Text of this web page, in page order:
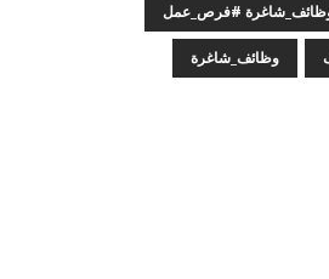
#فرص_عمل
وظائف_شاغرة